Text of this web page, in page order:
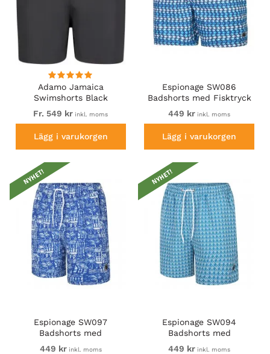
Adamo Jamaica
Swimshorts Black
Fr. 549 kr inkl. moms
Lägg i varukorgen
Espionage SW086
Badshorts med Fisktryck
449 kr inkl. moms
Lägg i varukorgen
Espionage SW097
Badshorts med
Hawaiitryck Kungsblå/Vit
NYHET!
449 krinkl. moms
Espionage SW094
Badshorts med
Geometriskt Tryck Blå
NYHET!
449 kr inkl. moms